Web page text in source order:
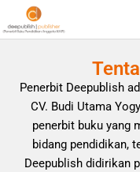
Penerbit Deepublish
CV. Budi Utama
penerbit buku yang
bidang pendidikan,
Deepublish didirikan